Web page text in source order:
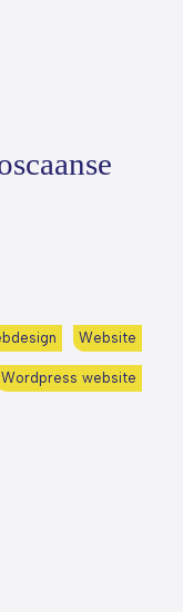
Website
Wordpress website